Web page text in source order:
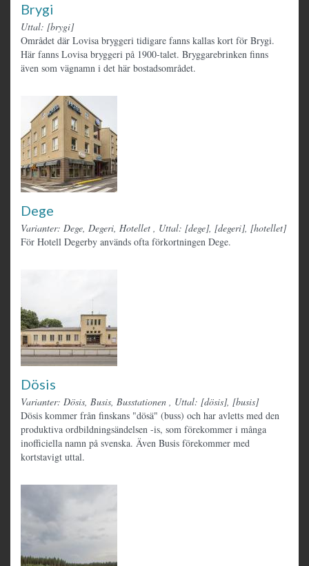
Brygi
Uttal: [brygi]
Området där Lovisa bryggeri tidigare fanns kallas kort för Brygi.
Här fanns Lovisa bryggeri på 1900-talet. Bryggarebrinken finns
även som vägnamn i det här bostadsområdet.
Dege
Varianter: Dege, Degeri, Hotellet , Uttal: [dege], [degeri], [hotellet]
För Hotell Degerby används ofta förkortningen Dege.
Dösis
Varianter: Dösis, Busis, Busstationen , Uttal: [dösis], [busis]
Dösis kommer från finskans "dösä" (buss) och har avletts med den
produktiva ordbildningsändelsen -is, som förekommer i många
inofficiella namn på svenska. Även Busis förekommer med
kortstavigt uttal.